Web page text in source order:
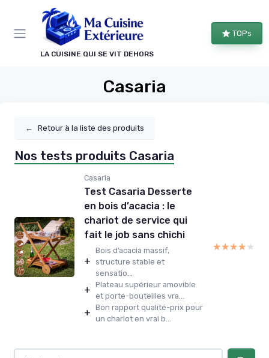
LA CUISINE QUI SE VIT DEHORS
TOPs
Casaria
← Retour à la liste des produits
Nos tests produits Casaria
Casaria
Test Casaria Desserte
en bois d’acacia : le
chariot de service qui
fait le job sans chichi
+
Bois d’acacia massif,
structure stable et
sensatio...
+ Plateau supérieur amovible
et porte-bouteilles vra...
+ Bon rapport qualité-prix pour
un chariot en vrai b...
★★★★★
★★★★★
Panneau de gestion des cookies